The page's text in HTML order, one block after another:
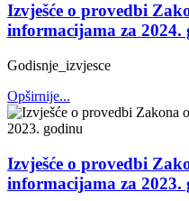
Izvješće o provedbi
informacijama za 2024.
Godisnje_izvjesce
Opširnije...
Izvješće o provedbi
informacijama za 2023.